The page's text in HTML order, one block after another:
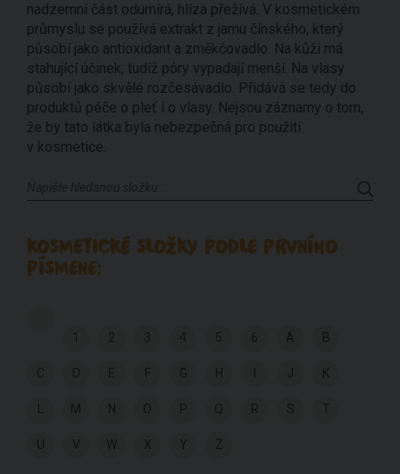
nadzemní část odumírá, hlíza přežívá. V kosmetickém
průmyslu se používá extrakt z jamu čínského, který
působí jako antioxidant a změkčovadlo. Na kůži má
stahující účinek, tudíž póry vypadají menší. Na vlasy
působí jako skvělé rozčesávadlo. Přidává se tedy do
produktů péče o pleť i o vlasy. Nejsou záznamy o tom,
že by tato látka byla nebezpečná pro použití
v kosmetice.
KOSMETICKÉ SLOŽKY PODLE PRVNÍHO
PÍSMENE:
1 2 3 4 5 6 A B
C D E F G H J K
M N O P Q R S T
V W X Y Z